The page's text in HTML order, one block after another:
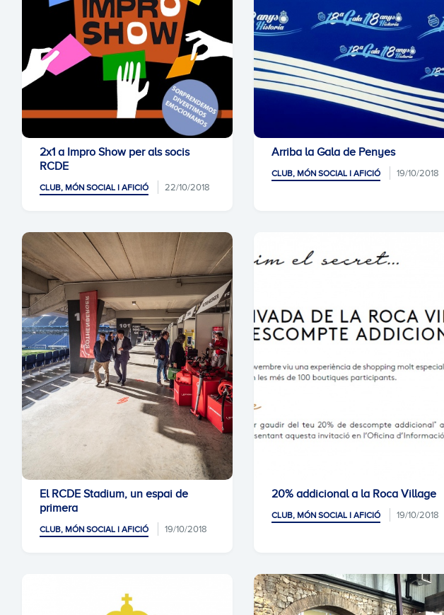
2x1 a Impro Show per als socis
RCDE
CLUB, MÓN SOCIAL I AFICIÓ 22/10/2018
Arriba la Gala de Penyes
CLUB, MÓN SOCIAL I AFICIÓ 19/10/2018
El RCDE Stadium, un espai de
primera
CLUB, MÓN SOCIAL I AFICIÓ 19/10/2018
20% addicional a la Roca Village
CLUB, MÓN SOCIAL I AFICIÓ 19/10/2018